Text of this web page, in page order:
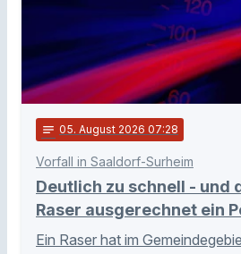
notes 05. August 2026 07:28
Vorfall in Saaldorf-Surheim
Deutlich zu schnell - und
Raser ausgerechnet ein
Ein Raser hat im